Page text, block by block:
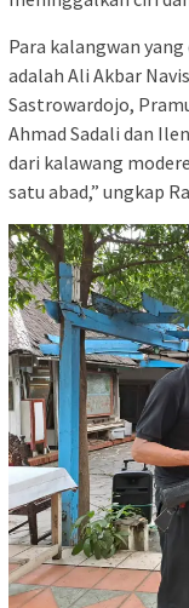
Para kalangwan
adalah Ali Akbar
Sastrowardojo,
Ahmad Sadali dan
dari kalawang
satu abad,” ungkap